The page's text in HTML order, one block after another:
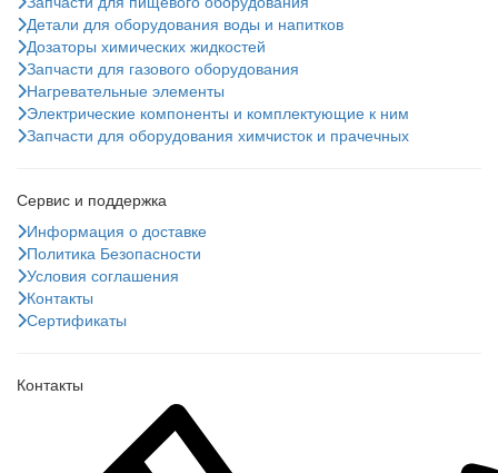
Детали для оборудования воды и напитков
Дозаторы химических жидкостей
Запчасти для газового оборудования
Нагревательные элементы
Электрические компоненты и комплектующие к ним
Запчасти для оборудования химчисток и прачечных
Сервис и поддержка
Информация о доставке
Политика Безопасности
Условия соглашения
Контакты
Сертификаты
Контакты